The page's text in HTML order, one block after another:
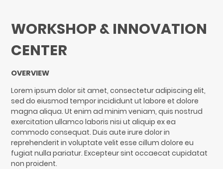
WORKSHOP & INNOVATION
CENTER
OVERVIEW
Lorem ipsum dolor sit amet, consectetur adipiscing elit,
sed do eiusmod tempor incididunt ut labore et dolore
magna aliqua. Ut enim ad minim veniam, quis nostrud
exercitation ullamco laboris nisi ut aliquip ex ea
commodo consequat. Duis aute irure dolor in
reprehenderit in voluptate velit esse cillum dolore eu
fugiat nulla pariatur. Excepteur sint occaecat cupidatat
non proident.